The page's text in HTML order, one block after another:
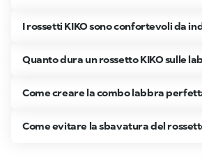
I rossetti KIKO sono confortevoli da
Quanto dura un rossetto KIKO sulle
Come creare la combo labbra
Come evitare la sbavatura del